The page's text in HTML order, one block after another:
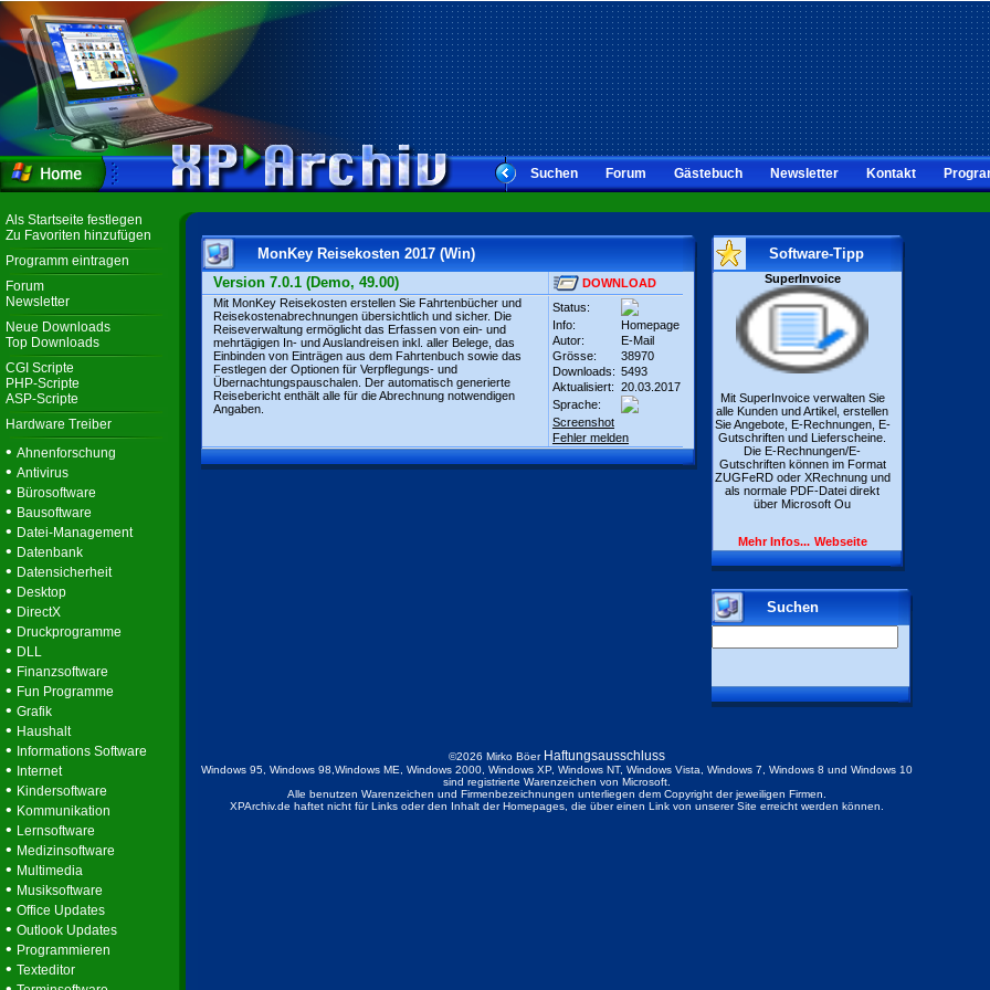
Suchen Forum Gästebuch Newsletter Kontakt
Als Startseite festlegen
Zu Favoriten hinzufügen
Programm eintragen
Forum
Newsletter
Neue Downloads
Top Downloads
CGI Scripte
PHP-Scripte
ASP-Scripte
Hardware Treiber
• Ahnenforschung
• Antivirus
• Bürosoftware
• Bausoftware
• Datei-Management
• Datenbank
• Datensicherheit
• Desktop
• DirectX
• Druckprogramme
• DLL
• Finanzsoftware
• Fun Programme
• Grafik
• Haushalt
• Informations Software
• Internet
• Kindersoftware
• Kommunikation
• Lernsoftware
• Medizinsoftware
• Multimedia
• Musiksoftware
• Office Updates
• Outlook Updates
• Programmieren
• Texteditor
MonKey Reisekosten 2017 (Win)
Version 7.0.1 (Demo, 49.00)
DOWNLOAD
Mit MonKey Reisekosten erstellen Sie Fahrtenbücher und
Reisekostenabrechnungen übersichtlich und sicher. Die
Reiseverwaltung ermöglicht das Erfassen von ein- und
mehrtägigen In- und Auslandreisen inkl. aller Belege, das
Einbinden von Einträgen aus dem Fahrtenbuch sowie das
Festlegen der Optionen für Verpflegungs- und
Übernachtungspauschalen. Der automatisch generierte
Reisebericht enthält alle für die Abrechnung notwendigen
Angaben.
Status:
Info:
Homepage
Autor:
E-Mail
Grösse:
38970
Downloads: 5493
Aktualisiert: 20.03.2017
Sprache:
Screenshot
Fehler melden
Software-Tipp
SuperInvoice
Mit SuperInvoice verwalten Sie
alle Kunden und Artikel, erstellen
Sie Angebote, E-Rechnungen, E-
Gutschriften und Lieferscheine.
Die E-Rechnungen/E-
Gutschriften können im Format
ZUGFeRD oder XRechnung und
als normale PDF-Datei direkt
über Microsoft Ou
Mehr Infos... Webseite
Suchen
©2026 Mirko Böer Haftungsausschluss
Windows 95, Windows 98,Windows ME, Windows 2000, Windows XP, Windows NT, Windows Vista, Windows 7, Windows 8 und Windows 10
sind registrierte Warenzeichen von Microsoft.
Alle benutzen Warenzeichen und Firmenbezeichnungen unterliegen dem Copyright der jeweiligen Firmen.
XPArchiv.de haftet nicht für Links oder den Inhalt der Homepages, die über einen Link von unserer Site erreicht werden können.